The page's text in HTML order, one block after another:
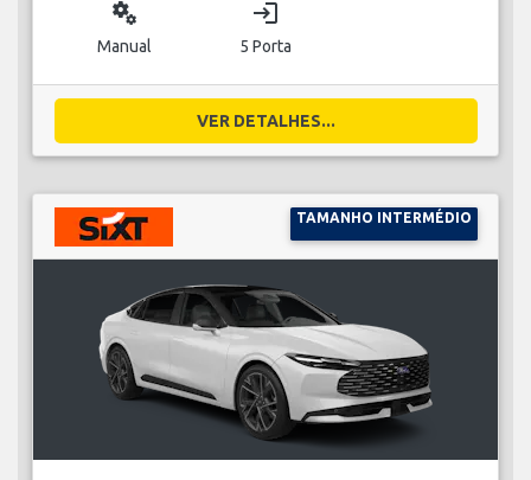
miscellaneous_services
Manual
login
5 Porta
VER DETALHES...
TAMANHO INTERMÉDIO